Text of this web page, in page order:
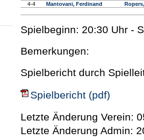
4-4
Mantovani, Ferdinand
Spielbeginn: 20:30 Uhr -
Bemerkungen:
Spielbericht durch
Spielbericht (pdf)
Letzte Änderung Verein:
Letzte Änderung Admin: